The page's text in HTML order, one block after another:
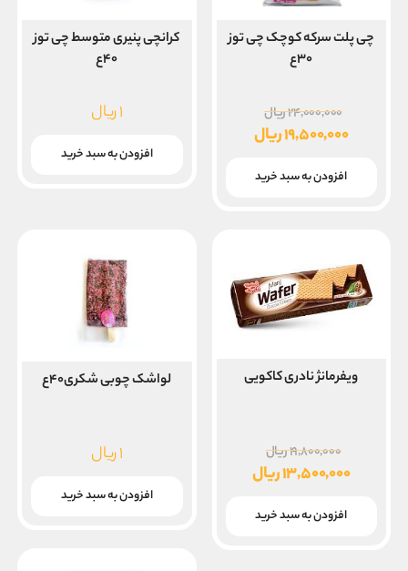
چی پلت سرکه کوچک چی توز
۳۰ع
۲۴,۰۰۰,۰۰۰ریال
اصلی
بود.
۱۹,۵۰۰,۰۰۰ریال
فعلی
افزودن به سبد خرید
کرانچی پنیری متوسط چی توز
۴۰ع
۱ریال
افزودن به سبد خرید
ویفرمانژ نادری کاکویی
۱۹,۸۰۰,۰۰۰ریال
اصلی
بود.
۱۳,۵۰۰,۰۰۰ریال
فعلی
افزودن به سبد خرید
لواشک چوبی شکری۴۰ع
۱ریال
افزودن به سبد خرید